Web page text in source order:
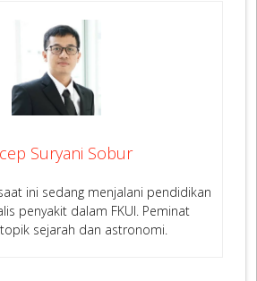
Suryani Sobur
ini sedang menjalani pendidikan
penyakit dalam FKUI. Peminat
sejarah dan astronomi.